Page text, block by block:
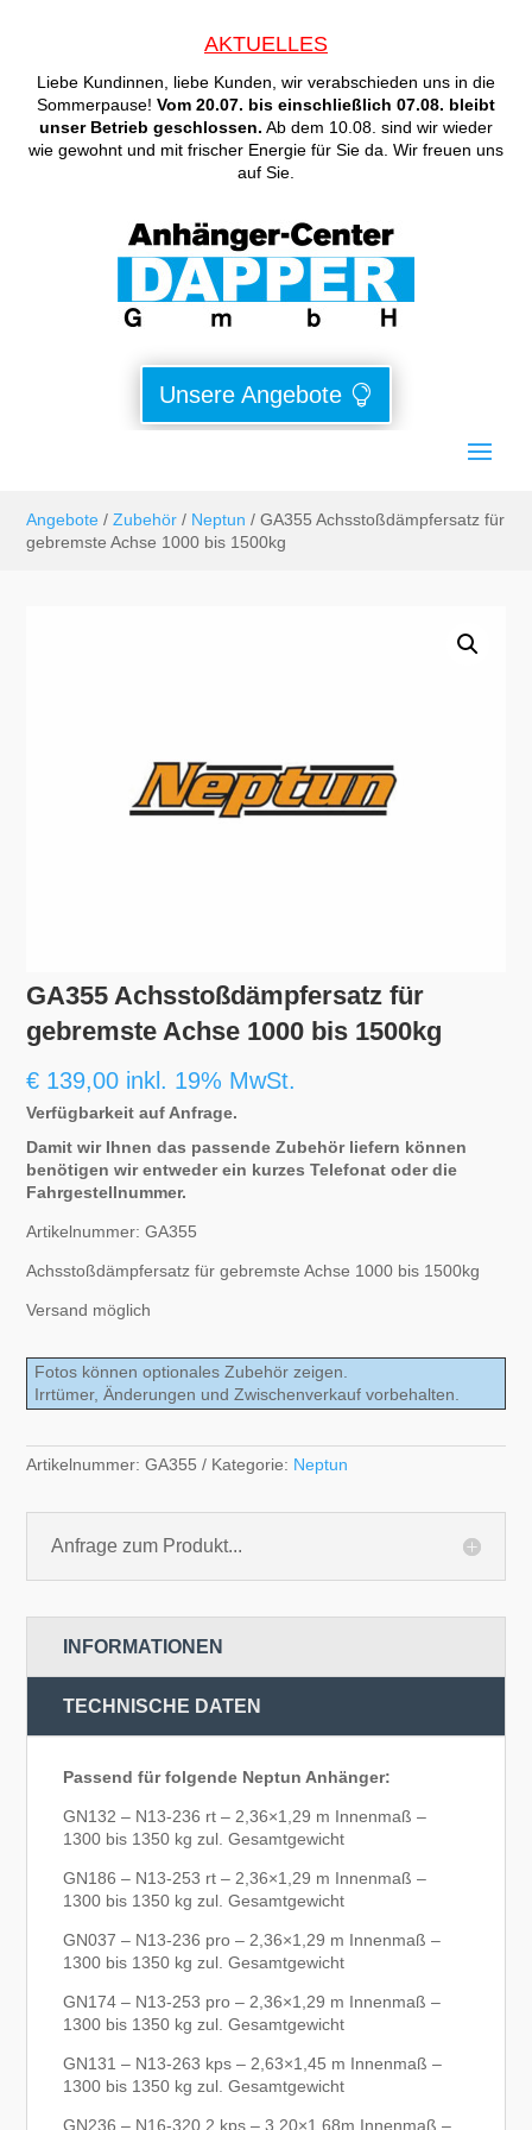
AKTUELLES
Liebe Kundinnen, liebe Kunden, wir verabschieden uns in die
Sommerpause! Vom 20.07. bis einschließlich 07.08. bleibt
unser Betrieb geschlossen. Ab dem 10.08. sind wir wieder
wie gewohnt und mit frischer Energie für Sie da. Wir freuen uns
auf Sie.
Unsere Angebote
Angebote /Zubehör / Neptun / GA355 Achsstoßdämpfersatz für
gebremste Achse 1000 bis 1500kg
GA355 Achsstoßdämpfersatz für
gebremste Achse 1000 bis 1500kg
€ 139,00 inkl. 19% MwSt.
Verfügbarkeit auf Anfrage.
Damit wir Ihnen das passende Zubehör liefern können
benötigen wir entweder ein kurzes Telefonat oder die
Fahrgestellnummer.
Artikelnummer: GA355
Achsstoßdämpfersatz für gebremste Achse 1000 bis 1500kg
Versand möglich
Fotos können optionales Zubehör zeigen.
Irrtümer, Änderungen und Zwischenverkauf vorbehalten.
Artikelnummer:GA355 Kategorie: Neptun
Anfrage zum Produkt...
INFORMATIONEN
TECHNISCHE DATEN
Passend für folgende Neptun Anhänger:
GN132 – N13-236 rt – 2,36×1,29 m Innenmaß –
1300 bis 1350 kg zul. Gesamtgewicht
GN186 – N13-253 rt – 2,36×1,29 m Innenmaß –
1300 bis 1350 kg zul. Gesamtgewicht
GN037 – N13-236 pro – 2,36×1,29 m Innenmaß –
1300 bis 1350 kg zul. Gesamtgewicht
GN174 – N13-253 pro – 2,36×1,29 m Innenmaß –
1300 bis 1350 kg zul. Gesamtgewicht
GN131 – N13-263 kps – 2,63×1,45 m Innenmaß –
1300 bis 1350 kg zul. Gesamtgewicht
GN236 – N16-320 2 kps – 3,20×1,68m Innenmaß –